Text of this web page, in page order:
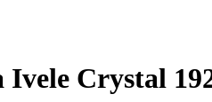
Crystal